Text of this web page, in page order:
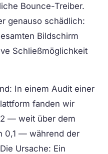
Bounce-Treiber.
genauso schädlich:
Bildschirm
Schließmöglichkeit
In einem Audit einer
fanden wir
— weit über dem
0,1 — während der
Ursache: Ein